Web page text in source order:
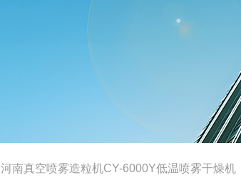
河南真空喷雾造粒机CY-6000Y低温喷雾干燥机